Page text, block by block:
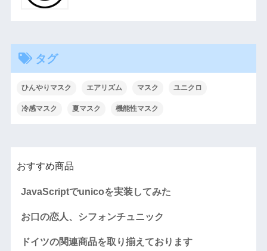
タグ
ひんやりマスク エアリズム マスク ユニクロ
冷感マスク 夏マスク 機能性マスク
おすすめ商品
JavaScriptでunicoを実装してみた
お口の恋人、シフォンチュニック
ドイツの関連商品を取り揃えております